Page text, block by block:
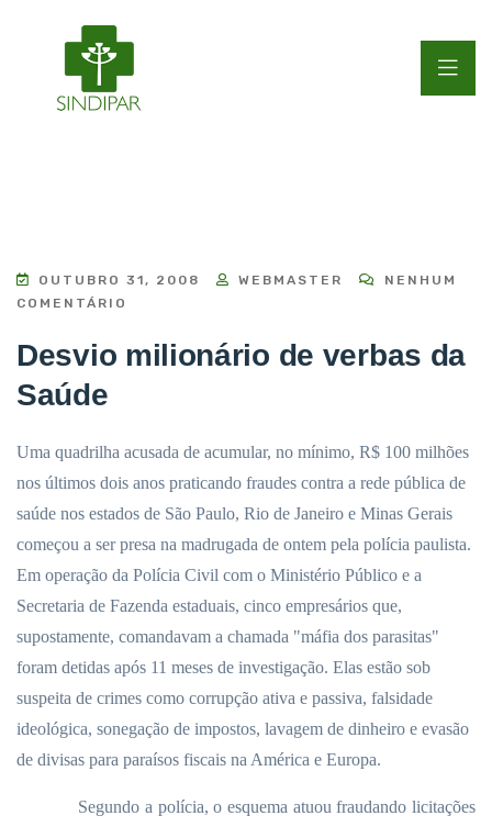
OUTUBRO 31, 2008 WEBMASTER
NENHUM
COMENTÁRIO
Desvio milionário de verbas da
Saúde
Uma quadrilha acusada de acumular, no mínimo, R$ 100 milhões
nos últimos dois anos praticando fraudes contra a rede pública de
saúde nos estados de São Paulo, Rio de Janeiro e Minas Gerais
começou a ser presa na madrugada de ontem pela polícia paulista.
Em operação da Polícia Civil com o Ministério Público e a
Secretaria de Fazenda estaduais, cinco empresários que,
supostamente, comandavam a chamada "máfia dos parasitas"
foram detidas após 11 meses de investigação. Elas estão sob
suspeita de crimes como corrupção ativa e passiva, falsidade
ideológica, sonegação de impostos, lavagem de dinheiro e evasão
de divisas para paraísos fiscais na América e Europa.
Segundo a polícia, o esquema atuou fraudando licitações